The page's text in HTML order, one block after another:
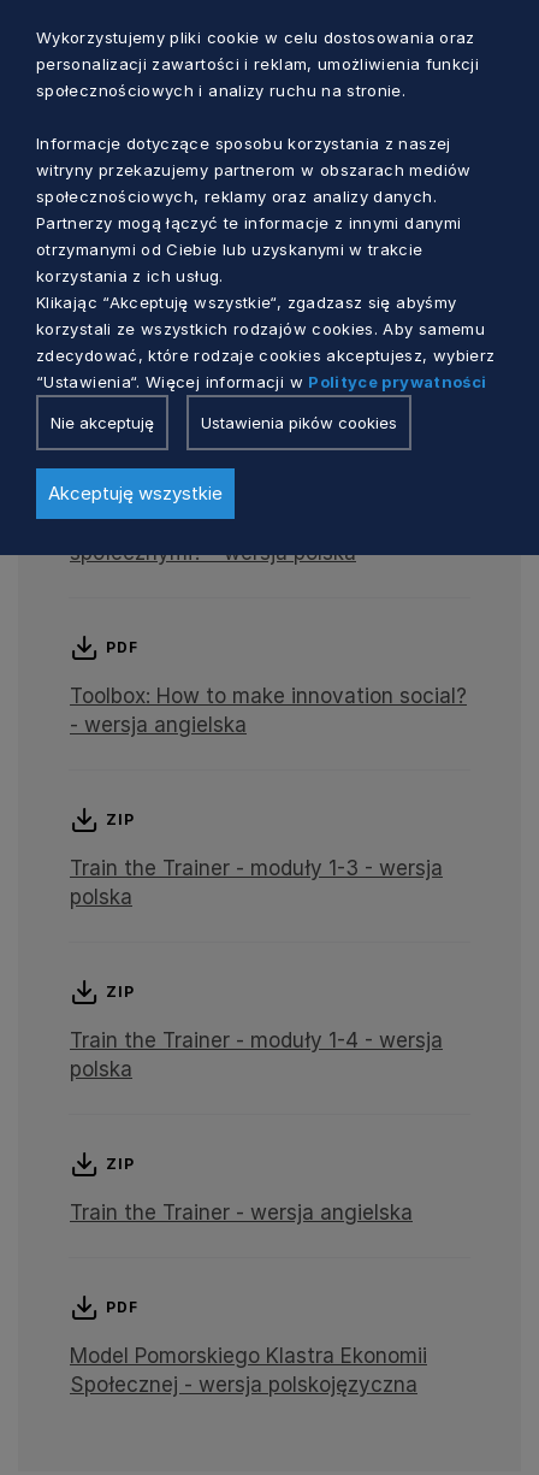
PDF
uczynić innowacje społecznymi? -
wersja polska
PDF
Textbook – Unlocking potential: How to
make innovation social? - wersja
angielska
Narzędzia: Jak uczynić innowacje
społecznymi? - wersja polska
PDF
Toolbox: How to make innovation social?
- wersja angielska
ZIP
Train the Trainer - moduły 1-3 - wersja
polska
ZIP
Train the Trainer - moduły 1-4 - wersja
polska
ZIP
Train the Trainer - wersja angielska
PDF
Model Pomorskiego Klastra Ekonomii
Społecznej - wersja polskojęzyczna
Wykorzystujemy pliki cookie w celu dostosowania oraz
personalizacji zawartości i reklam, umożliwienia funkcji
społecznościowych i analizy ruchu na stronie.
Informacje dotyczące sposobu korzystania z naszej
witryny przekazujemy partnerom w obszarach mediów
społecznościowych, reklamy oraz analizy danych.
Partnerzy mogą łączyć te informacje z innymi danymi
otrzymanymi od Ciebie lub uzyskanymi w trakcie
korzystania z ich usług.
Klikając “Akceptuję wszystkie“, zgadzasz się abyśmy
korzystali ze wszystkich rodzajów cookies. Aby samemu
zdecydować, które rodzaje cookies akceptujesz, wybierz
“Ustawienia“. Więcej informacji w Polityce prywatności
Nie akceptuję Ustawienia pików cookies
Akceptuję wszystkie